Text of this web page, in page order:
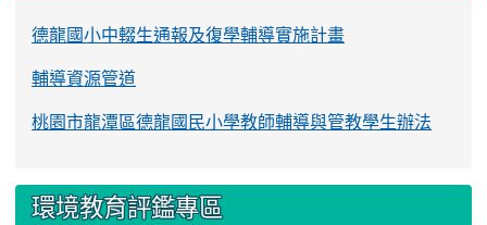
德龍國小中輟生通報及復學輔導實施計畫
輔導資源管道
桃園市龍潭區德龍國民小學教師輔導與管教學生辦法
環境教育評鑑專區